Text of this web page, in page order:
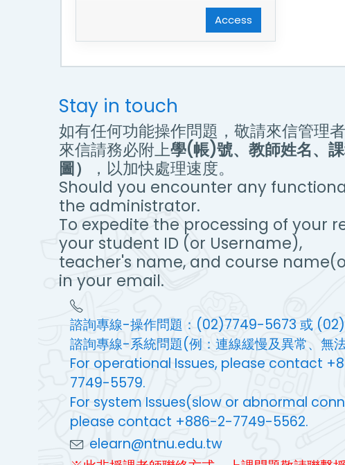
Access
Stay in touch
如有任何功能操作問題，敬請來信管理者
來信請務必附上學(帳)號、教師姓名、
圖）
，以加快處理速度。
Should you encounter any
the administrator.
To expedite the processing of your
your student ID (or Username),
teacher's name, and course
in your email.
諮詢專線-操作問題：(02)7749-5673 或
諮詢專線-系統問題(例：連線緩慢及異常、
For operational Issues, please contact
7749-5579.
For system Issues(slow or abnormal
please contact +886-2-7749-5562.
elearn@ntnu.edu.tw